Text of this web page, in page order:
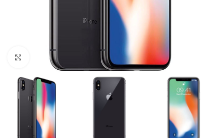
Click to enlarge